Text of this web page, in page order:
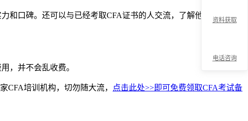
口碑。还可以与已经考取CFA证书的人交流，了解他们的培训经
，并不会乱收费。
培训机构，切勿随大流，
点击此处>>即可免费领取CFA考试备
资料获取
电话咨询